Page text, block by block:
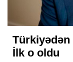
İlk o oldu